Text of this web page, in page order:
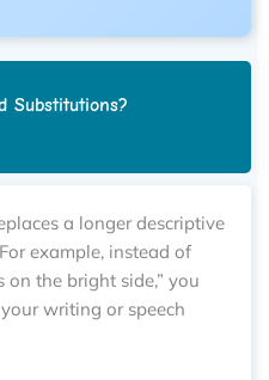
Substitutions?
a longer descriptive
example, instead of
the bright side,” you
writing or speech